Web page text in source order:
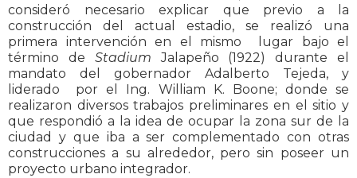
consideró necesario explicar que previo a la
construcción del actual estadio, se realizó una
primera intervención en el mismo lugar bajo el
término de Stadium Jalapeño (1922) durante el
mandato del gobernador Adalberto Tejeda, y
liderado por el Ing. William K. Boone; donde se
realizaron diversos trabajos preliminares en el sitio y
que respondió a la idea de ocupar la zona sur de la
ciudad y que iba a ser complementado con otras
construcciones a su alrededor, pero sin poseer un
proyecto urbano integrador.